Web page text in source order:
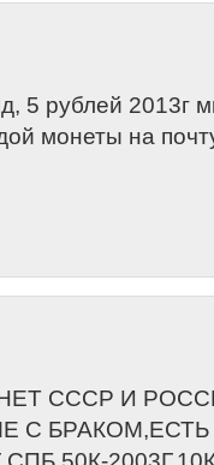
5 рублей 2013г
монеты на
СССР И
БРАКОМ,ЕСТЬ